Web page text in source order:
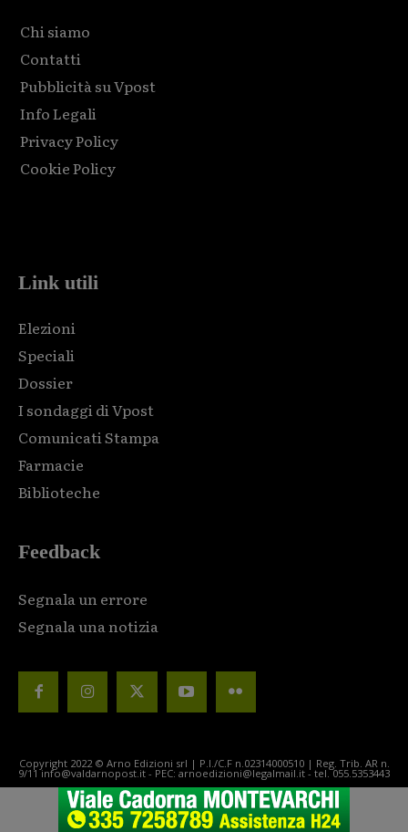
Chi siamo
Contatti
Pubblicità su Vpost
Info Legali
Privacy Policy
Cookie Policy
Link utili
Elezioni
Speciali
Dossier
I sondaggi di Vpost
Comunicati Stampa
Farmacie
Biblioteche
Feedback
Segnala un errore
Segnala una notizia
Copyright 2022 © Arno Edizioni srl | P.I./C.F n.02314000510 | Reg. Trib. AR n.
9/11 info@valdarnopost.it - PEC: arnoedizioni@legalmail.it - tel. 055.5353443